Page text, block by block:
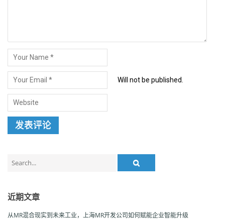
Will not be published.
for:
近期文章
从MR混合现实到未来工业，上海MR开发公司如何赋能企业智能升级